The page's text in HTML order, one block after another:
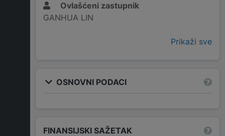
Ovlašćeni zastupnik
GANHUA LIN
Prikaži sve
OSNOVNI PODACI
FINANSIJSKI SAŽETAK